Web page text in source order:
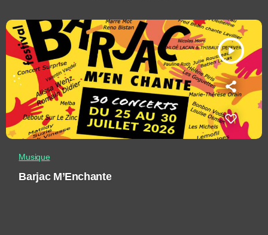
play_arrow
Musique
Barjac M’Enchante